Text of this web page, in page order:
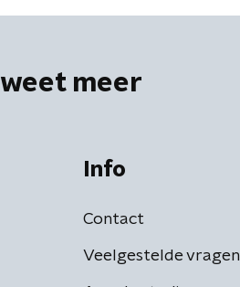
weet meer
Info
Contact
Veelgestelde vragen